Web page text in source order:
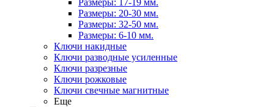
Размеры: 17-19 мм.
Размеры: 20-30 мм.
Размеры: 32-50 мм.
Размеры: 6-10 мм.
Ключи накидные
Ключи разводные усиленные
Ключи разрезные
Ключи рожковые
Ключи свечные магнитные
Еще